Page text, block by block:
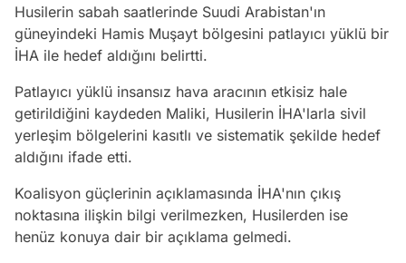
Husilerin sabah saatlerinde Suudi Arabistan'ın
güneyindeki Hamis Muşayt bölgesini patlayıcı yüklü bir
İHA ile hedef aldığını belirtti.
Patlayıcı yüklü insansız hava aracının etkisiz hale
getirildiğini kaydeden Maliki, Husilerin İHA'larla sivil
yerleşim bölgelerini kasıtlı ve sistematik şekilde hedef
aldığını ifade etti.
Koalisyon güçlerinin açıklamasında İHA'nın çıkış
noktasına ilişkin bilgi verilmezken, Husilerden ise
henüz konuya dair bir açıklama gelmedi.